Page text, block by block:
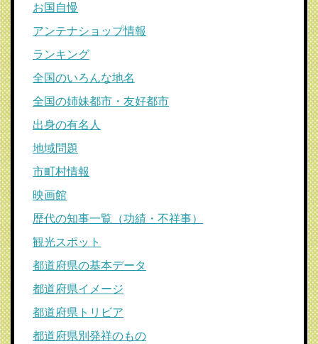
お国自慢
アンテナショップ情報
ランキング
全国のいろんな地名
全国の姉妹都市・友好都市
出身の有名人
地域問題
市町村情報
映画館
歴代の知事一覧（功績・不祥事）
観光スポット
都道府県の基本データ
都道府県イメージ
都道府県トリビア
都道府県別発祥のもの